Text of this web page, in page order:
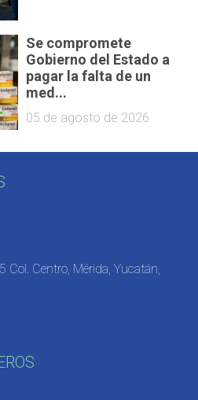
Se compromete
Gobierno del Estado a
pagar la falta de un
med...
05 de agosto de 2026
Centro, Mérida, Yucatán,